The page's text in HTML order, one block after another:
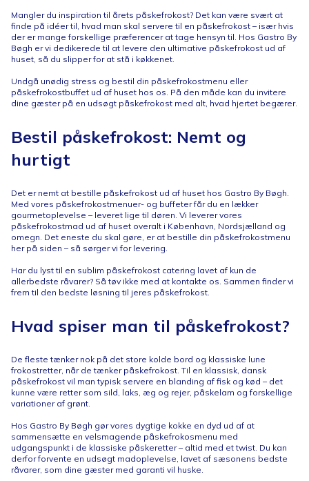
Mangler du inspiration til årets påskefrokost? Det kan være svært at
finde på idéer til, hvad man skal servere til en påskefrokost – især hvis
der er mange forskellige præferencer at tage hensyn til. Hos Gastro By
Bøgh er vi dedikerede til at levere den ultimative påskefrokost ud af
huset, så du slipper for at stå i køkkenet.
Undgå unødig stress og bestil din påskefrokostmenu eller
påskefrokostbuffet ud af huset hos os. På den måde kan du invitere
dine gæster på en udsøgt påskefrokost med alt, hvad hjertet begærer.
Bestil påskefrokost: Nemt og
hurtigt
Det er nemt at bestille påskefrokost ud af huset hos Gastro By Bøgh.
Med vores påskefrokostmenuer- og buffeter får du en lækker
gourmetoplevelse – leveret lige til døren. Vi leverer vores
påskefrokostmad ud af huset overalt i København, Nordsjælland og
omegn. Det eneste du skal gøre, er at bestille din påskefrokostmenu
her på siden – så sørger vi for levering.
Har du lyst til en sublim påskefrokost catering lavet af kun de
allerbedste råvarer? Så tøv ikke med at kontakte os. Sammen finder vi
frem til den bedste løsning til jeres påskefrokost.
Hvad spiser man til påskefrokost?
De fleste tænker nok på det store kolde bord og klassiske lune
frokostretter, når de tænker påskefrokost. Til en klassisk, dansk
påskefrokost vil man typisk servere en blanding af fisk og kød – det
kunne være retter som sild, laks, æg og rejer, påskelam og forskellige
variationer af grønt.
Hos Gastro By Bøgh gør vores dygtige kokke en dyd ud af at
sammensætte en velsmagende påskefrokosmenu med
udgangspunkt i de klassiske påskeretter – altid med et twist. Du kan
derfor forvente en udsøgt madoplevelse, lavet af sæsonens bedste
råvarer, som dine gæster med garanti vil huske.